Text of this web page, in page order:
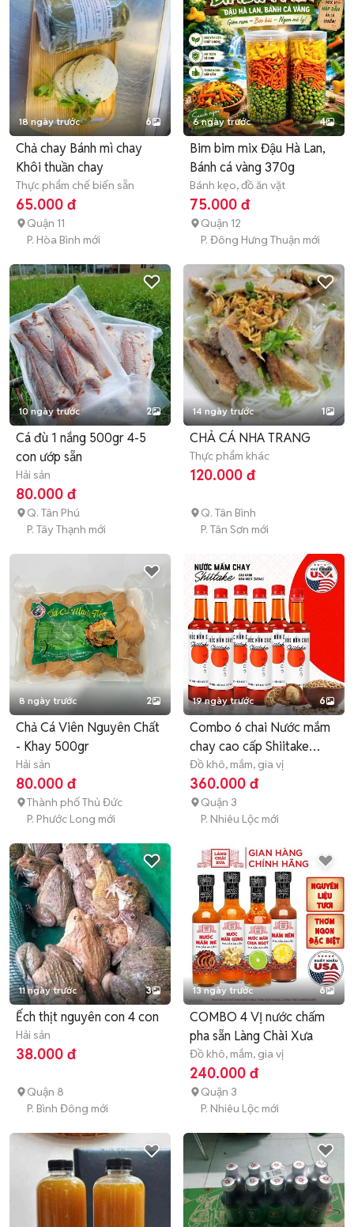
18 ngày trước 6
Chả chay Bánh mì chay
Khôi thuần chay
Thực phẩm chế biến sẵn
65.000 đ
Quận 11
P. Hòa Bình mới
6 ngày trước 4
Bim bim mix Đậu Hà Lan,
Bánh cá vàng 370g
Bánh kẹo, đồ ăn vặt
75.000 đ
Quận 12
P. Đông Hưng Thuận mới
10 ngày trước 2
Cá đù 1 nắng 500gr 4-5
con ướp sẵn
Hải sản
80.000 đ
Q. Tân Phú
P. Tây Thạnh mới
14 ngày trước 1
CHẢ CÁ NHA TRANG
Thực phẩm khác
120.000 đ
Q. Tân Bình
P. Tân Sơn mới
8 ngày trước 2
Chả Cá Viên Nguyên Chất
- Khay 500gr
Hải sản
80.000 đ
Thành phố Thủ Đức
P. Phước Long mới
19 ngày trước 6
Combo 6 chai Nước mắm
chay cao cấp Shiitake
525ml
Đồ khô, mắm, gia vị
360.000 đ
Quận 3
P. Nhiêu Lộc mới
11 ngày trước 3
Ếch thịt nguyên con 4 con
Hải sản
38.000 đ
Quận 8
P. Bình Đông mới
13 ngày trước 6
COMBO 4 VỊ nước chấm
pha sẵn Làng Chài Xưa
Đồ khô, mắm, gia vị
240.000 đ
Quận 3
P. Nhiêu Lộc mới